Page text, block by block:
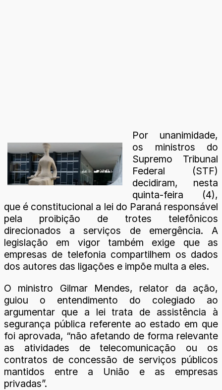
Por unanimidade,
os ministros do
Supremo Tribunal
Federal (STF)
decidiram, nesta
quinta-feira (4),
que é constitucional a lei do Paraná responsável
pela proibição de trotes telefônicos
direcionados a serviços de emergência. A
legislação em vigor também exige que as
empresas de telefonia compartilhem os dados
dos autores das ligações e impõe multa a eles.
O ministro Gilmar Mendes, relator da ação,
guiou o entendimento do colegiado ao
argumentar que a lei trata de assistência à
segurança pública referente ao estado em que
foi aprovada, “não afetando de forma relevante
as atividades de telecomunicação ou os
contratos de concessão de serviços públicos
mantidos entre a União e as empresas
privadas”.